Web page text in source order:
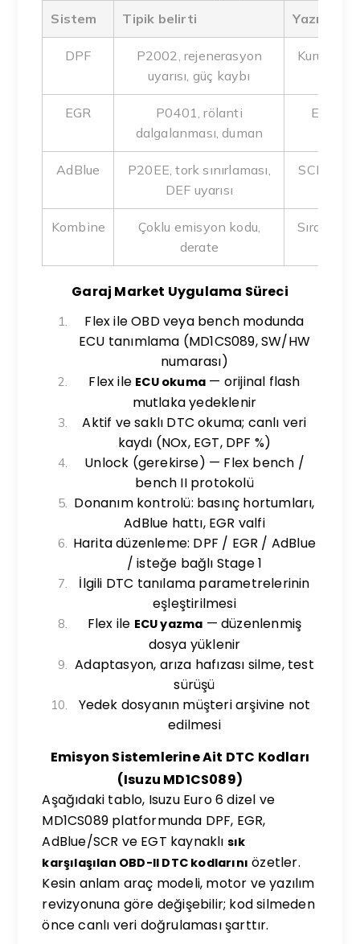
Sistem Tipik belirti Yazılım
DPF
P2002, rejenerasyon
uyarısı, güç kaybı
Kurum
EGR
P0401, rölanti
dalgalanması, duman
EGR
AdBlue
P20EE, tork sınırlaması,
DEF uyarısı
SCR
Kombine
Çoklu emisyon kodu,
derate
Sıralı
Garaj Market Uygulama Süreci
Flex ile OBD veya bench modunda
ECU tanımlama (MD1CS089, SW/HW
numarası)
Flex ile ECU okuma — orijinal flash
mutlaka yedeklenir
Aktif ve saklı DTC okuma; canlı veri
kaydı (NOx, EGT, DPF %)
Unlock (gerekirse) — Flex bench /
bench II protokolü
Donanım kontrolü: basınç hortumları,
AdBlue hattı, EGR valfi
Harita düzenleme: DPF / EGR / AdBlue
/ isteğe bağlı Stage 1
İlgili DTC tanılama parametrelerinin
eşleştirilmesi
Flex ile ECU yazma — düzenlenmiş
dosya yüklenir
Adaptasyon, arıza hafızası silme, test
sürüşü
Yedek dosyanın müşteri arşivine not
edilmesi
Emisyon Sistemlerine Ait DTC Kodları
(Isuzu MD1CS089)
Aşağıdaki tablo, Isuzu Euro 6 dizel ve
MD1CS089 platformunda DPF, EGR,
AdBlue/SCR ve EGT kaynaklı sık
karşılaşılan OBD-II DTC kodlarını özetler.
Kesin anlam araç modeli, motor ve yazılım
revizyonuna göre değişebilir; kod silmeden
önce canlı veri doğrulaması şarttır.